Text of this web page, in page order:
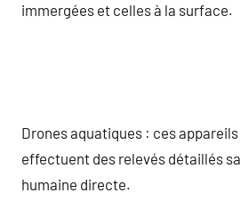
immergées et celles à la surface.
Drones aquatiques : ces
effectuent des relevés détaillés
humaine directe.